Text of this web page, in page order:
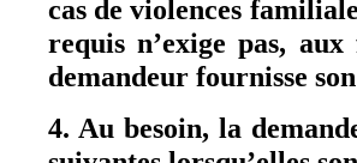
cas de violences
requis n’exige pas,
demandeur fournisse
4. Au besoin, la